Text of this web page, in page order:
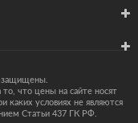
защищены.
что цены на сайте носят
каких условиях не являются
Статьи 437 ГК РФ.